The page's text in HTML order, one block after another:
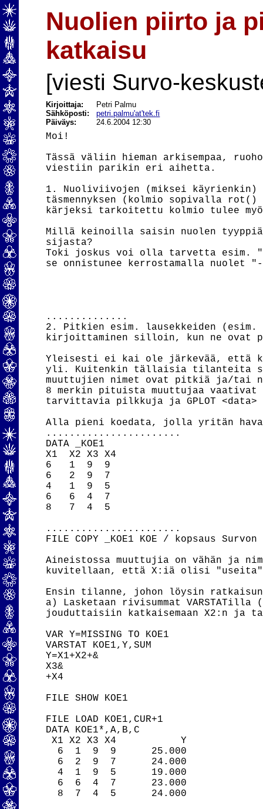
Nuolien piirto ja
katkaisu
[viesti Survo-
Kirjoittaja:
Petri Palmu
Sähköposti:petri.palmu'at'tek.fi
Päiväys:
24.6.2004 12:30
Moi!
Tässä väliin hieman arkisempaa,
viestiin parikin eri aihetta.
1. Nuoliviivojen (miksei käyrienkin)
täsmennyksen (kolmio sopivalla
kärjeksi tarkoitettu kolmio tulee
Millä keinoilla saisin nuolen
sijasta?
Toki joskus voi olla tarvetta esim.
se onnistunee kerrostamalla
..............
2. Pitkien esim. lausekkeiden (esim.
kirjoittaminen silloin, kun ne ovat
Yleisesti ei kai ole järkevää, että
yli. Kuitenkin tällaisia tilanteita
muuttujien nimet ovat pitkiä ja/tai
8 merkin pituista muuttujaa vaativat
tarvittavia pilkkuja ja GPLOT
Alla pieni koedata, jolla yritän
.......................
DATA _KOE1
X1  X2 X3 X4
6   1  9  9
6   2  9  7
4   1  9  5
6   6  4  7
8   7  4  5
.......................
FILE COPY _KOE1 KOE / kopsaus
Aineistossa muuttujia on vähän ja
kuvitellaan, että X:iä olisi
Ensin tilanne, johon löysin
a) Lasketaan rivisummat
jouduttaisiin katkaisemaan X2:n ja
VAR Y=MISSING TO KOE1
VARSTAT KOE1,Y,SUM
Y=X1+X2+&
X3&
+X4
FILE SHOW KOE1
FILE LOAD KOE1,CUR+1
DATA KOE1*,A,B,C
X1 X2 X3 X4           Y
  6  1  9  9      25.000
  6  2  9  7      24.000
  4  1  9  5      19.000
  6  6  4  7      23.000
  8  7  4  5      24.000